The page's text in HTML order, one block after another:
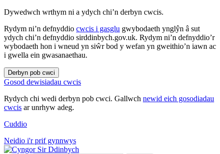
Dywedwch wrthym ni a ydych chi’n derbyn cwcis.
Rydym ni’n defnyddio cwcis i gasglu gwybodaeth ynglŷn â sut
ydych chi’n defnyddio sirddinbych.gov.uk. Rydym ni’n defnyddio’r
wybodaeth hon i wneud yn siŵr bod y wefan yn gweithio’n iawn ac
i gwella ein gwasanaethau.
Derbyn pob cwci
Gosod dewisiadau cwcis
Rydych chi wedi derbyn pob cwci. Gallwch newid eich gosodiadau
cwcis ar unrhyw adeg.
Cuddio
Neidio i'r prif gynnwys